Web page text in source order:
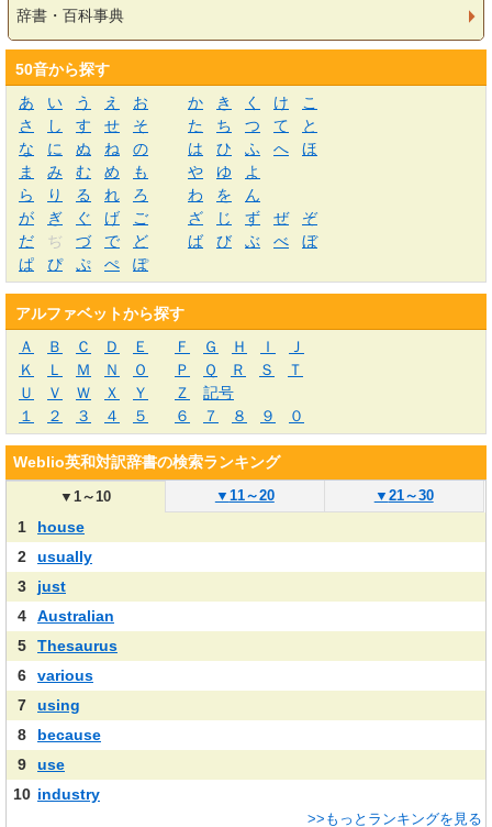
辞書・百科事典
50音から探す
あ
い う え お か き く け
こ
さ
し す せ そ た ち つ て
と
な
に ぬ ね の は ひ ふ へ
ほ
ま
み む め も や ゆ
よ
ら
り る れ ろ わ を
ん
が
ぎ ぐ げ ご ざ じ ず ぜ
ぞ
だ
ぢ づ で ど ば び ぶ べ
ぼ
ぱ
ぴ ぷ ぺ ぽ
アルファベットから探す
Ａ
Ｂ Ｃ Ｄ Ｅ Ｆ Ｇ Ｈ Ｉ
Ｊ
Ｋ
Ｌ Ｍ Ｎ Ｏ Ｐ Ｑ Ｒ Ｓ
Ｔ
Ｕ
Ｖ Ｗ Ｘ Ｙ Ｚ
記号
１
２ ３ ４ ５ ６ ７ ８ ９ ０
Weblio英和対訳辞書の検索ランキング
▼1～10 ▼ 11～20 ▼ 21～30
1
house
2
usually
3
just
4
Australian
5
Thesaurus
6
various
7
using
8
because
9
use
10 industry
>>もっとランキングを見る